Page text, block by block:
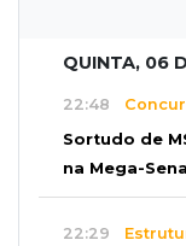
QUINTA, 06
22:48
Sortudo de
na Mega-Sena
22:29